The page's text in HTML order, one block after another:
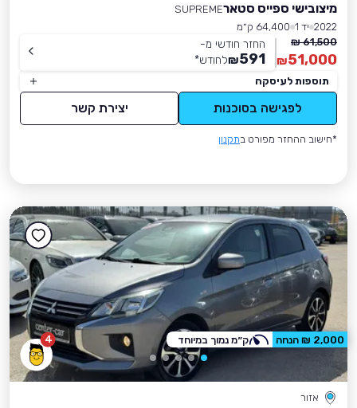
מיצובישי ספייס סטארSUPREME
2022 יד 1
64,400 ק״מ
61,500 ₪
51,000
₪
החזר חודשי מ-
591
₪לחודש*
תוספות לעיסקה
לפגישה בסוכנות יצירת קשר
*חישוב ההחזר מפורט בתקנון
4
אזור
2,000 ₪ הנחה ק״מ נמוך במיוחד